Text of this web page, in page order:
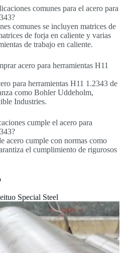
comunes para el acero para
comunes se incluyen matrices de
de forja en caliente y varias
de trabajo en caliente.
acero para herramientas H11
para herramientas H11 1.2343 de
como Bohler Uddeholm,
Industries.
cumple el acero para
acero cumple con normas como
el cumplimiento de rigurosos
Special Steel